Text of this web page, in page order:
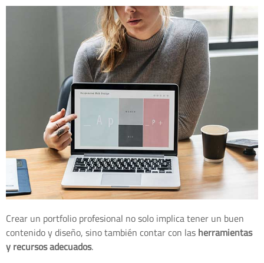
Crear un portfolio profesional no solo implica tener un buen
contenido y diseño, sino también contar con lasherramientas
y recursos adecuados.